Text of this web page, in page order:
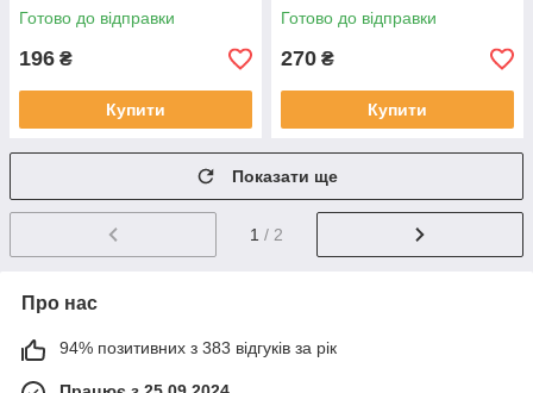
Готово до відправки
196 ₴
Купити
Готово до відправки
270 ₴
Купити
Показати ще
1 / 2
Про нас
94% позитивних з 383 відгуків за рік